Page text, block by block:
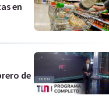
en
de